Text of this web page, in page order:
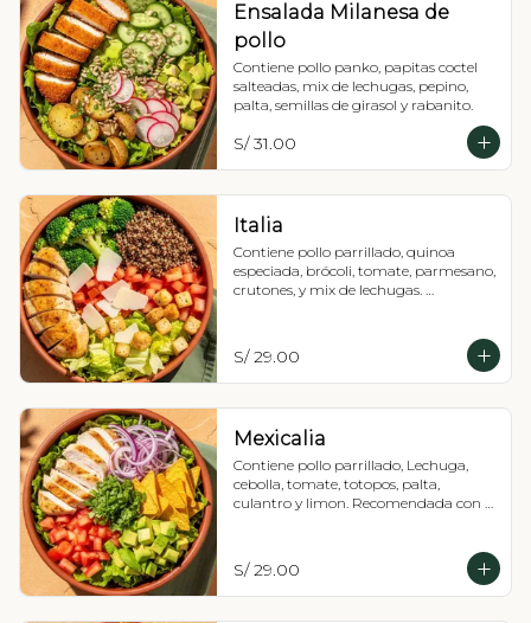
Ensalada Milanesa de
pollo
Contiene pollo panko, papitas coctel
salteadas, mix de lechugas, pepino,
palta, semillas de girasol y rabanito.
S/ 31.00
Italia
Contiene pollo parrillado, quinoa
especiada, brócoli, tomate, parmesano,
crutones, y mix de lechugas.
S/ 29.00
Mexicalia
Contiene pollo parrillado, Lechuga,
cebolla, tomate, totopos, palta,
culantro y limon. Recomendada con
S/ 29.00